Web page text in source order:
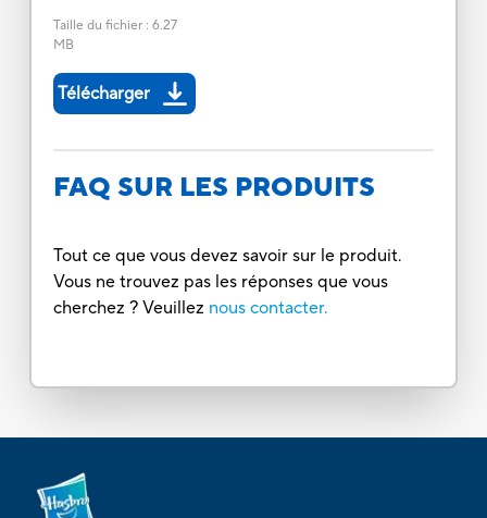
Taille du fichier: 6.27
MB
Télécharger
FAQ SUR LES PRODUITS
Tout ce que vous devez savoir sur le produit.
Vous ne trouvez pas les réponses que vous
cherchez ? Veuillez nous contacter.